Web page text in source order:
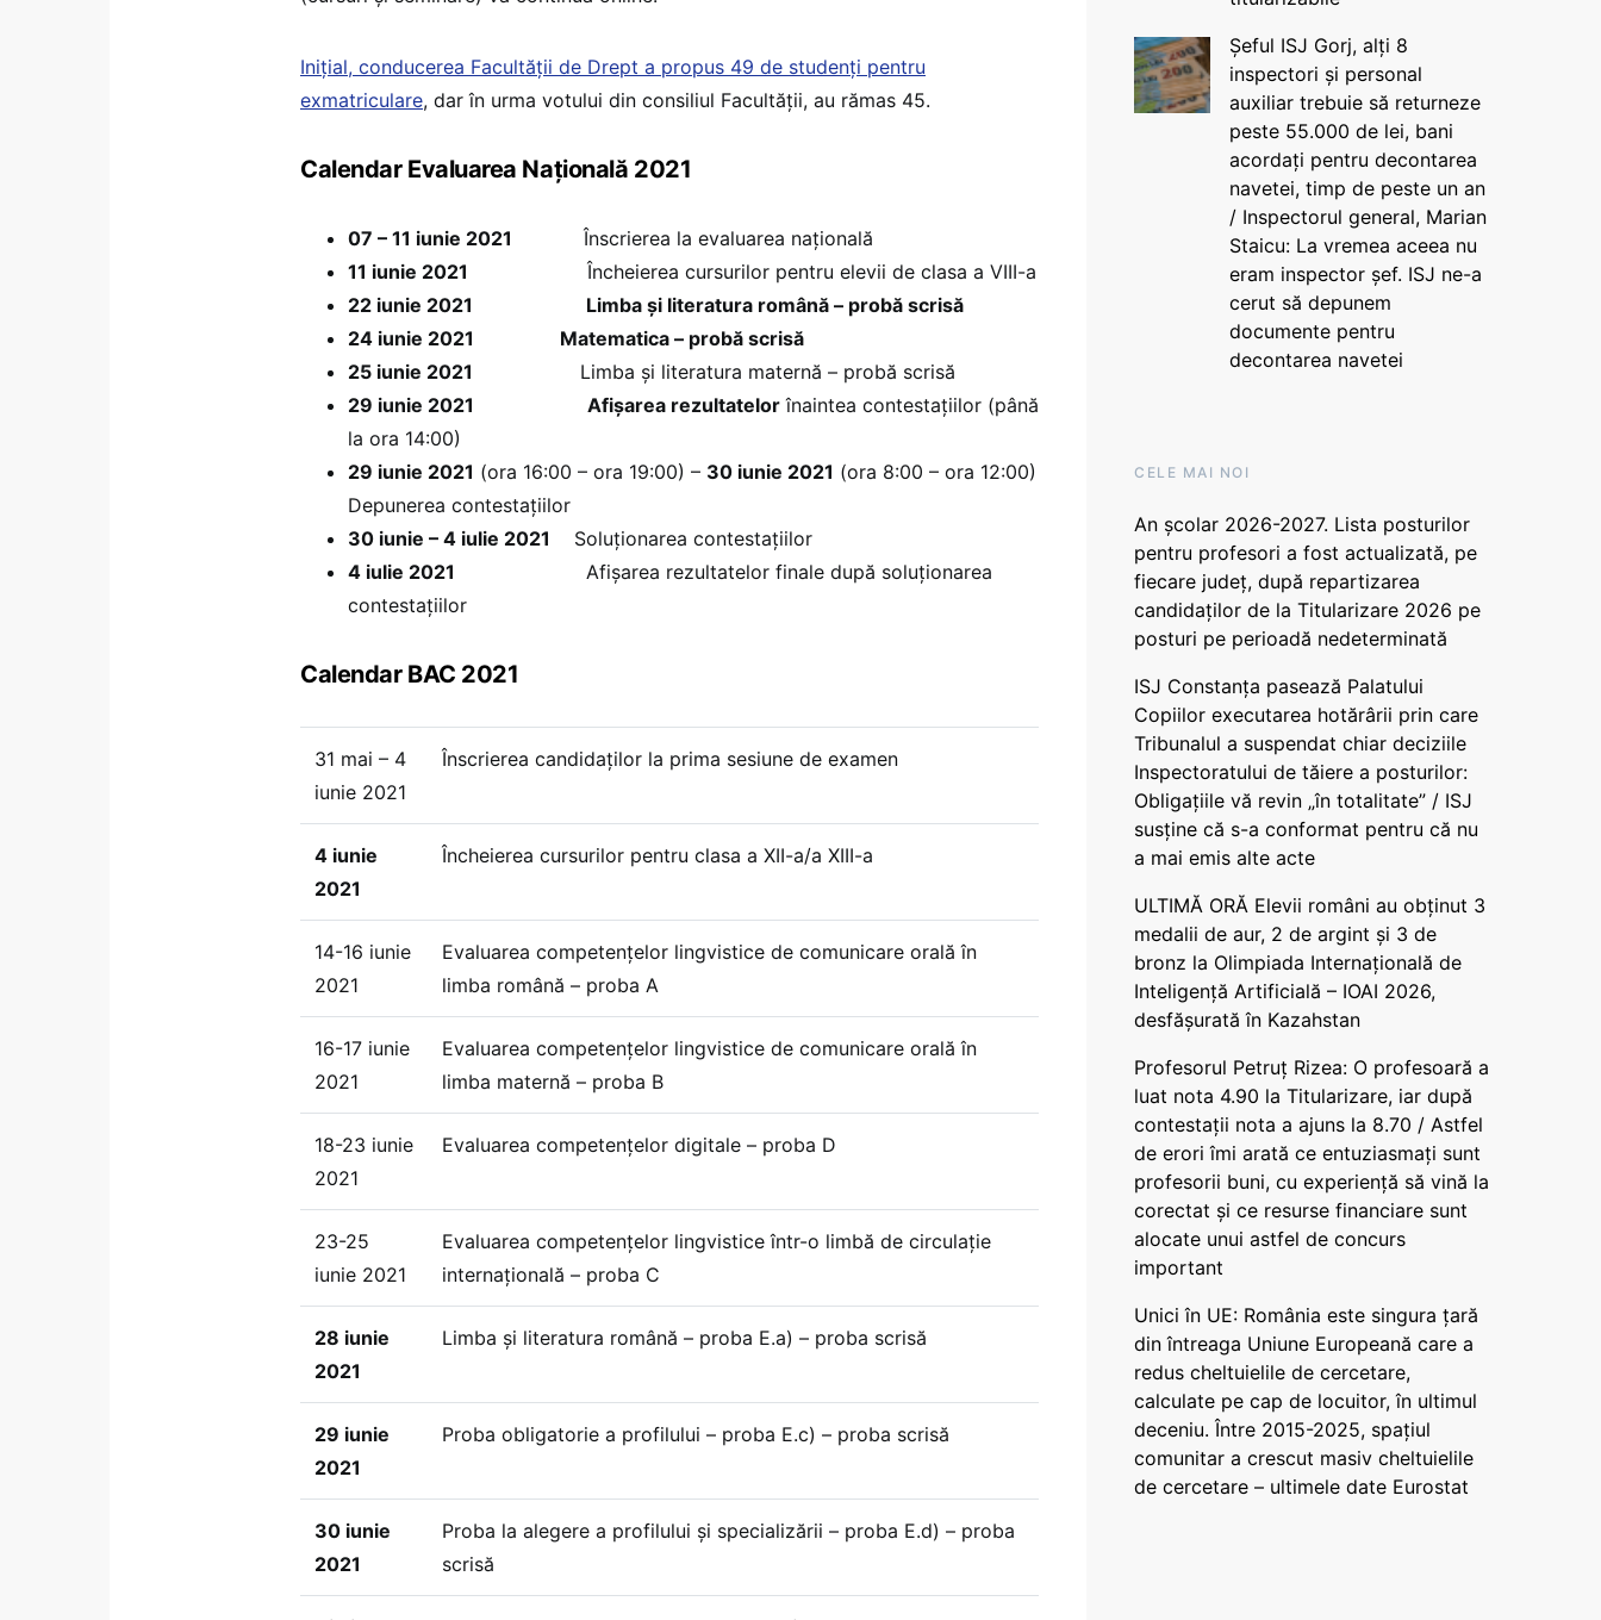
Inițial, conducerea Facultății de Drept a propus 49 de studenți pentru
exmatriculare, dar în urma votului din consiliul Facultății, au rămas 45.
Calendar Evaluarea Națională 2021
07 – 11 iunie 2021 Înscrierea la evaluarea națională
11 iunie 2021 Încheierea cursurilor pentru elevii de clasa a VIII-a
22 iunie 2021
Limba și literatura română – probă scrisă
24 iunie 2021 Matematica – probă scrisă
25 iunie 2021 Limba și literatura maternă – probă scrisă
29 iunie 2021
Afișarea rezultatelor înaintea contestațiilor (până
la ora 14:00)
29 iunie 2021 (ora 16:00 – ora 19:00) – 30 iunie 2021 (ora 8:00 – ora 12:00)
Depunerea contestațiilor
30 iunie – 4 iulie 2021 Soluționarea contestațiilor
4 iulie 2021 Afișarea rezultatelor finale după soluționarea
contestațiilor
Calendar BAC 2021
31 mai – 4
iunie 2021
Înscrierea candidaților la prima sesiune de examen
4 iunie
2021
Încheierea cursurilor pentru clasa a XII-a/a XIII-a
14-16 iunie
2021
Evaluarea competențelor lingvistice de comunicare orală în
limba română – proba A
16-17 iunie
2021
Evaluarea competențelor lingvistice de comunicare orală în
limba maternă – proba B
18-23 iunie
2021
Evaluarea competențelor digitale – proba D
23-25
iunie 2021
Evaluarea competențelor lingvistice într-o limbă de circulație
internațională – proba C
28 iunie
2021
Limba și literatura română – proba E.a) – proba scrisă
29 iunie
2021
Proba obligatorie a profilului – proba E.c) – proba scrisă
30 iunie
2021
Proba la alegere a profilului și specializării – proba E.d) – proba
scrisă
Șeful ISJ Gorj, alți 8
inspectori și personal
auxiliar trebuie să returneze
peste 55.000 de lei, bani
acordați pentru decontarea
navetei, timp de peste un an
/ Inspectorul general, Marian
Staicu: La vremea aceea nu
eram inspector șef. ISJ ne-a
cerut să depunem
documente pentru
decontarea navetei
CELE MAI NOI
An școlar 2026-2027. Lista posturilor
pentru profesori a fost actualizată, pe
fiecare județ, după repartizarea
candidaților de la Titularizare 2026 pe
posturi pe perioadă nedeterminată
ISJ Constanța pasează Palatului
Copiilor executarea hotărârii prin care
Tribunalul a suspendat chiar deciziile
Inspectoratului de tăiere a posturilor:
Obligațiile vă revin „în totalitate” / ISJ
susține că s-a conformat pentru că nu
a mai emis alte acte
ULTIMĂ ORĂ Elevii români au obținut 3
medalii de aur, 2 de argint și 3 de
bronz la Olimpiada Internațională de
Inteligență Artificială – IOAI 2026,
desfășurată în Kazahstan
Profesorul Petruț Rizea: O profesoară a
luat nota 4.90 la Titularizare, iar după
contestații nota a ajuns la 8.70 / Astfel
de erori îmi arată ce entuziasmați sunt
profesorii buni, cu experiență să vină la
corectat și ce resurse financiare sunt
alocate unui astfel de concurs
important
Unici în UE: România este singura țară
din întreaga Uniune Europeană care a
redus cheltuielile de cercetare,
calculate pe cap de locuitor, în ultimul
deceniu. Între 2015-2025, spațiul
comunitar a crescut masiv cheltuielile
de cercetare – ultimele date Eurostat